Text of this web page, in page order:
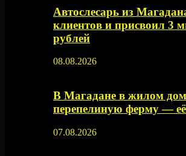
Автослесарь из
клиентов и присвоил 3
рублей
08.08.2026
В Магадане в жилом
перепелиную ферму —
07.08.2026